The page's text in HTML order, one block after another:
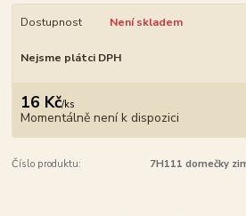
Dostupnost Není skladem
Nejsme plátci DPH
16 Kč/ks
Momentálně není k dispozici
Číslo produktu: 7H111 domečky